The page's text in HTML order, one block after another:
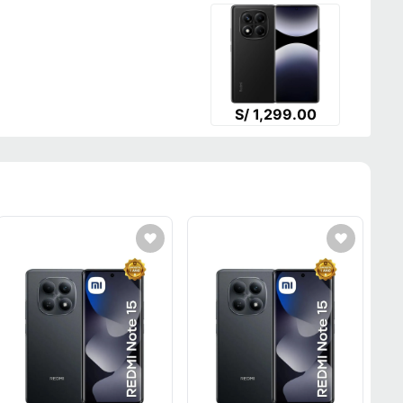
S/ 1,299.00